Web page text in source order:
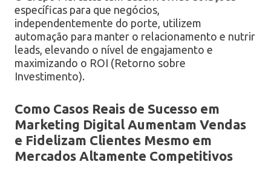
específicas para que negócios,
independentemente do porte, utilizem
automação para manter o relacionamento e nutrir
leads, elevando o nível de engajamento e
maximizando o ROI (Retorno sobre
Investimento).
Como Casos Reais de Sucesso em
Marketing Digital Aumentam Vendas
e Fidelizam Clientes Mesmo em
Mercados Altamente Competitivos